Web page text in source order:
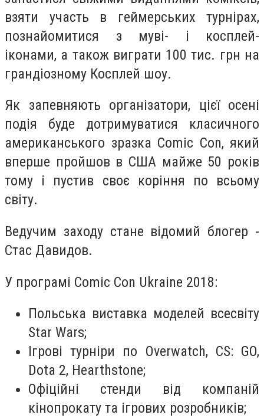
взяти участь в геймерських турнірах,
познайомитися з муві- і косплей-
іконами, а також виграти 100 тис. грн на
грандіозному Косплей шоу.
Як запевняють організатори, цієї осені
подія буде дотримуватися класичного
американського зразка Comic Con, який
вперше пройшов в США майже 50 років
тому і пустив своє коріння по всьому
світу.
Ведучим заходу стане відомий блогер -
Стас Давидов.
У програмі Сomic Con Ukraine 2018:
Польська виставка моделей всесвіту
Star Wars;
Ігрові турніри по Overwatch, CS: GO,
Dota 2, Hearthstone;
Офіційні стенди від компаній
кінопрокату та ігрових розробників;